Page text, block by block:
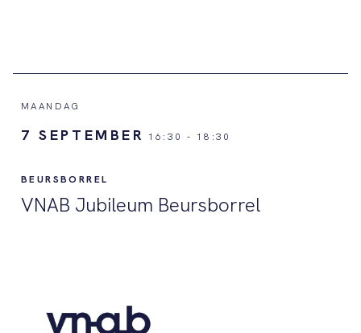
MAANDAG
7 SEPTEMBER 16:30 - 18:30
BEURSBORREL
VNAB Jubileum Beursborrel